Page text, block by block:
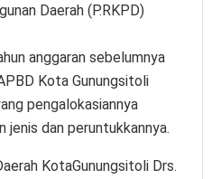
Daerah (P.RKPD)
anggaran sebelumnya
Kota Gunungsitoli
pengalokasiannya
jenis dan peruntukkannya.
KotaGunungsitoli Drs.